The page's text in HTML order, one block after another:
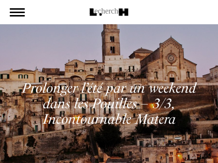
Prolonger l’été par un weekend
dans les Pouilles – 3/3,
Incontournable Matera